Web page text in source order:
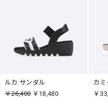
ルカ サンダル
￥26,400 ￥18,480
カミ
￥